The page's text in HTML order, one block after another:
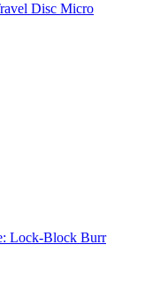
Disc Micro
Lock-Block Burr